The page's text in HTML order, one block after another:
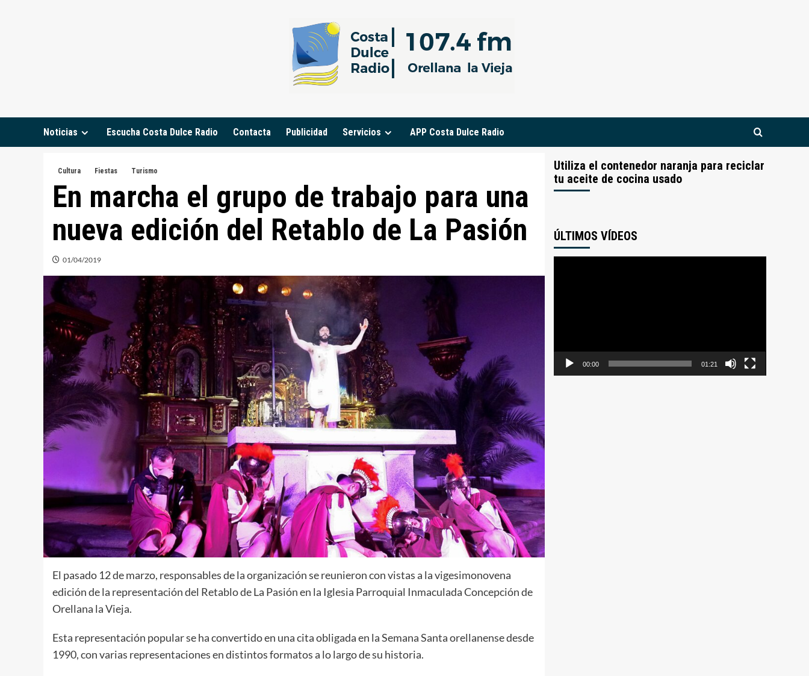
Noticias Escucha Costa Dulce Radio Contacta Publicidad Servicios APP Costa Dulce Radio
Cultura Fiestas Turismo
En marcha el grupo de trabajo para una
nueva edición del Retablo de La Pasión
01/04/2019
El pasado 12 de marzo, responsables de la organización se reunieron con vistas a la vigesimonovena
edición de la representación del Retablo de La Pasión en la Iglesia Parroquial Inmaculada Concepción de
Orellana la Vieja.
Esta representación popular se ha convertido en una cita obligada en la Semana Santa orellanense desde
1990, con varias representaciones en distintos formatos a lo largo de su historia.
Utiliza el contenedor naranja para reciclar
tu aceite de cocina usado
ÚLTIMOS VÍDEOS
00:00 01:21